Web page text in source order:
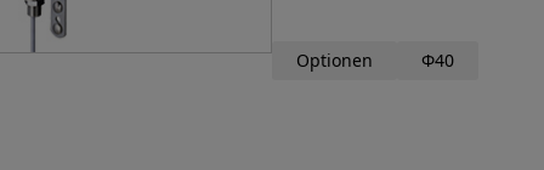
Optionen Φ40